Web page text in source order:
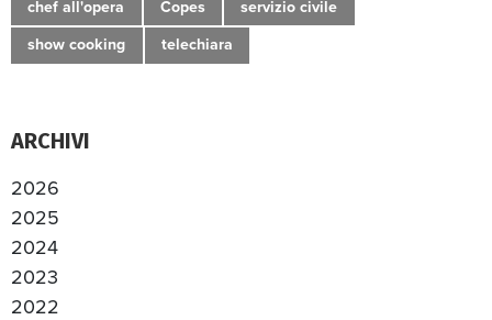
chef all'opera Copes servizio civile
show cooking telechiara
ARCHIVI
2026
2025
2024
2023
2022